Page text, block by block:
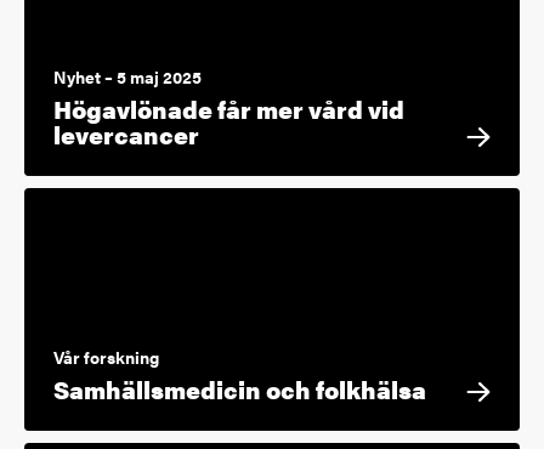
Nyhet – 5 maj 2025
Högavlönade får mer vård vid
levercancer
Vår forskning
Samhällsmedicin och folkhälsa